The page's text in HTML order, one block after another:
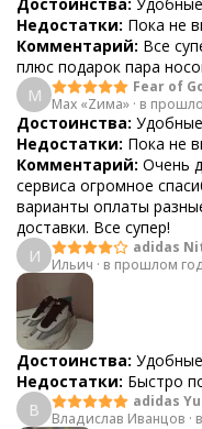
Недостатки: Пока не
Комментарий: Все
плюс подарок пара
M
Fear of
Max «Zима» · в
Достоинства:
Недостатки: Пока не
Комментарий: Очень
сервиса огромное
варианты оплаты
доставки. Все супер!
И
adidas
Ильич · в прошлом
Достоинства:
Недостатки: Быстро
В
adidas
Владислав Иванцов ·